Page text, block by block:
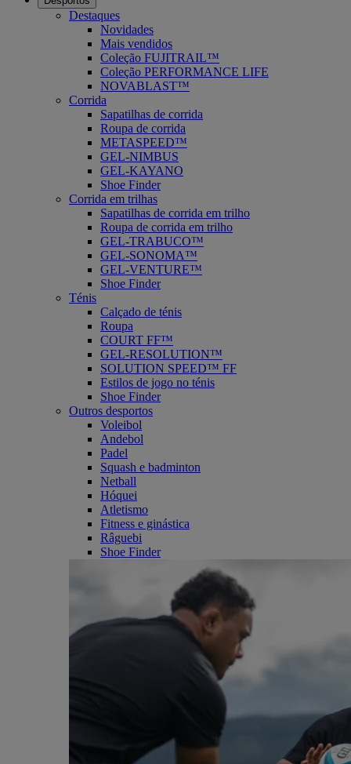
Destaques
Novidades
Mais vendidos
Coleção FUJITRAIL™
Coleção PERFORMANCE LIFE
NOVABLAST™
Corrida
Sapatilhas de corrida
Roupa de corrida
METASPEED™
GEL-NIMBUS
GEL-KAYANO
Shoe Finder
Corrida em trilhas
Sapatilhas de corrida em trilho
Roupa de corrida em trilho
GEL-TRABUCO™
GEL-SONOMA™
GEL-VENTURE™
Shoe Finder
Ténis
Calçado de ténis
Roupa
COURT FF™
GEL-RESOLUTION™
SOLUTION SPEED™ FF
Estilos de jogo no ténis
Shoe Finder
Outros desportos
Voleibol
Andebol
Padel
Squash e badminton
Netball
Hóquei
Atletismo
Fitness e ginástica
Râguebi
Shoe Finder